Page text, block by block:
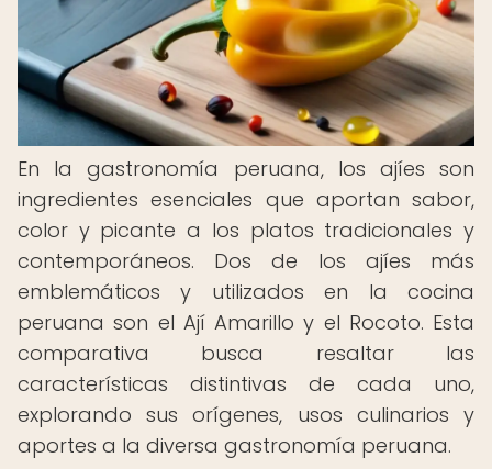
En la gastronomía peruana, los ajíes son
ingredientes esenciales que aportan sabor,
color y picante a los platos tradicionales y
contemporáneos. Dos de los ajíes más
emblemáticos y utilizados en la cocina
peruana son el Ají Amarillo y el Rocoto. Esta
comparativa busca resaltar las
características distintivas de cada uno,
explorando sus orígenes, usos culinarios y
aportes a la diversa gastronomía peruana.